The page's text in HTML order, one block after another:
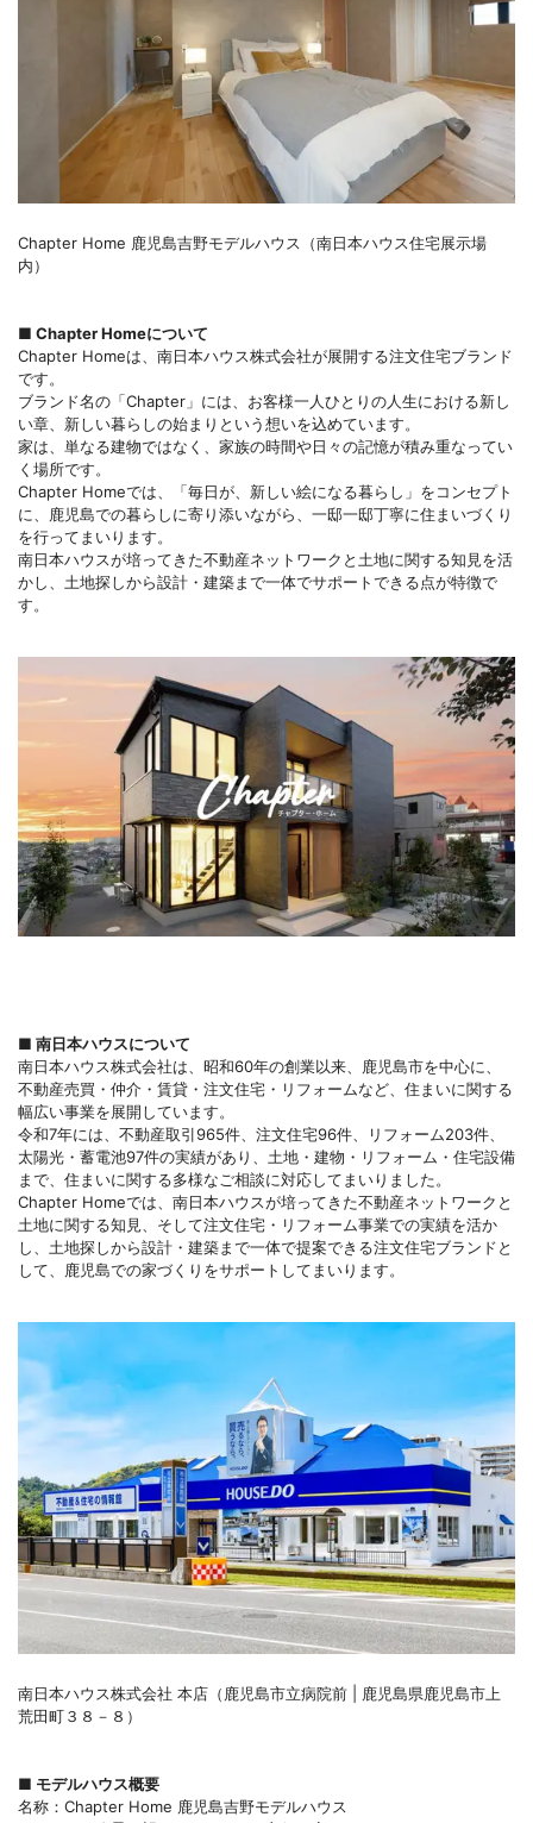
Chapter Home 鹿児島吉野モデルハウス（南日本ハウス住宅展示場
内）
■ Chapter Homeについて
Chapter Homeは、南日本ハウス株式会社が展開する注文住宅ブランド
です。
ブランド名の「Chapter」には、お客様一人ひとりの人生における新し
い章、新しい暮らしの始まりという想いを込めています。
家は、単なる建物ではなく、家族の時間や日々の記憶が積み重なってい
く場所です。
Chapter Homeでは、「毎日が、新しい絵になる暮らし」をコンセプト
に、鹿児島での暮らしに寄り添いながら、一邸一邸丁寧に住まいづくり
を行ってまいります。
南日本ハウスが培ってきた不動産ネットワークと土地に関する知見を活
かし、土地探しから設計・建築まで一体でサポートできる点が特徴で
す。
■ 南日本ハウスについて
南日本ハウス株式会社は、昭和60年の創業以来、鹿児島市を中心に、
不動産売買・仲介・賃貸・注文住宅・リフォームなど、住まいに関する
幅広い事業を展開しています。
令和7年には、不動産取引965件、注文住宅96件、リフォーム203件、
太陽光・蓄電池97件の実績があり、土地・建物・リフォーム・住宅設備
まで、住まいに関する多様なご相談に対応してまいりました。
Chapter Homeでは、南日本ハウスが培ってきた不動産ネットワークと
土地に関する知見、そして注文住宅・リフォーム事業での実績を活か
し、土地探しから設計・建築まで一体で提案できる注文住宅ブランドと
して、鹿児島での家づくりをサポートしてまいります。
南日本ハウス株式会社 本店（鹿児島市立病院前 | 鹿児島県鹿児島市上
荒田町３８－８）
■ モデルハウス概要
名称：Chapter Home 鹿児島吉野モデルハウス